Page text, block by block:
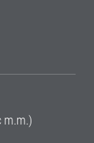
m.m.)